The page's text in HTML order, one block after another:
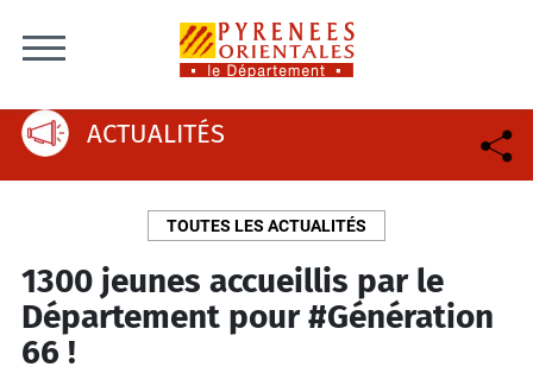
ACTUALITÉS
TOUTES LES ACTUALITÉS
1300 jeunes accueillis par le
Département pour #Génération
66 !